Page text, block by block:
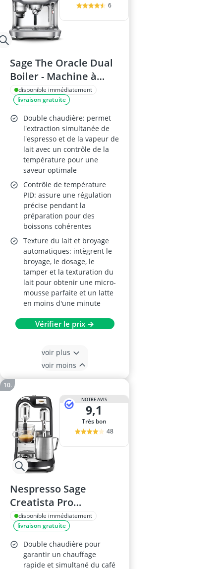
6
Sage The Oracle Dual
Boiler - Machine à
Café Acier Inoxydable
disponible immédiatement
livraison gratuite
Double chaudière: permet
l'extraction simultanée de
l'espresso et de la vapeur de
lait avec un contrôle de la
température pour une
saveur optimale
Contrôle de température
PID: assure une régulation
précise pendant la
préparation pour des
boissons cohérentes
Texture du lait et broyage
automatiques: intègrent le
broyage, le dosage, le
tamper et la texturation du
lait pour obtenir une micro-
mousse parfaite et un latte
en moins d'une minute
Vérifier le prix →
voir plus
voir moins
NOTRE AVIS
9,1
Très bon
48
Nespresso Sage
Creatista Pro
SNE900BTR
disponible immédiatement
livraison gratuite
Double chaudière pour
garantir un chauffage
rapide et simultané du café